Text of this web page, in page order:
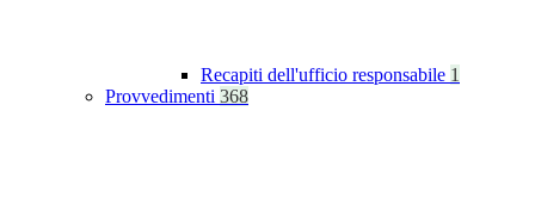
Recapiti dell'ufficio responsabile 1
Provvedimenti 368